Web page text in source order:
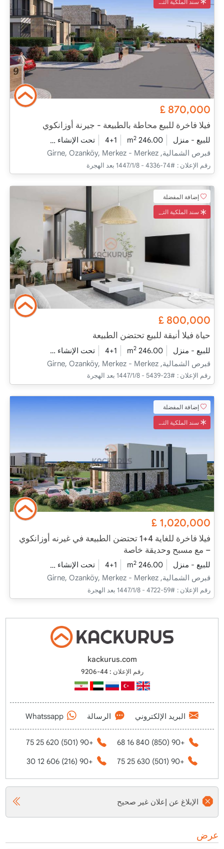
سند الملكية التركي
870,000
£
فيلا فاخرة للبيع محاطة بالطبيعة - جيرنة أوزانكوي
للبيع - منزل 246.00 m
2
4+1 تحت الإنشاء
قبرص الشمالية, Girne, Ozanköy, Merkez - Merkez
رقم الإعلان : #74-4336 - 8‏‏/1‏‏/1447 بعد الهجرة
إضافة المفضلة
سند الملكية التركي
800,000
£
حياة فيلا أنيقة للبيع تحتضن الطبيعة
للبيع - منزل 246.00 m
2
4+1 تحت الإنشاء
قبرص الشمالية, Girne, Ozanköy, Merkez - Merkez
رقم الإعلان : #23-5439 - 8‏‏/1‏‏/1447 بعد الهجرة
إضافة المفضلة
سند الملكية التركي
1,020,000
£
فيلا فاخرة للغاية 4+1 تحتضن الطبيعة في غيرنه أوزانكوي
– مع مسبح وحديقة خاصة
للبيع - منزل 246.00 m
2
4+1 تحت الإنشاء
قبرص الشمالية, Girne, Ozanköy, Merkez - Merkez
رقم الإعلان : #59-4722 - 8‏‏/1‏‏/1447 بعد الهجرة
kackurus.com
رقم الإعلان : 44-9206
البريد الإلكتروني الرسالة Whatssapp
+90 (850) 840 16 68
+90 (501) 620 25 75
+90 (501) 630 25 75
+90 (216) 606 12 30
الإبلاغ عن إعلان غير صحيح
عرض